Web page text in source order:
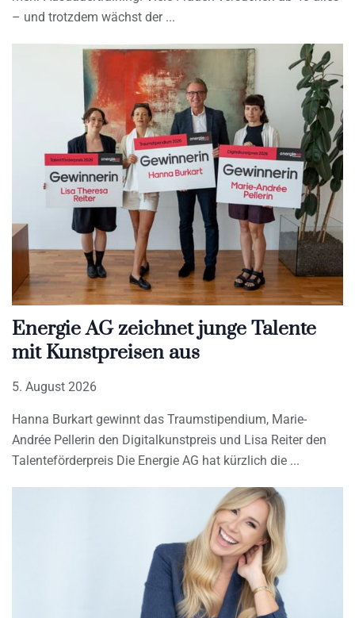
– und trotzdem wächst der
Energie AG zeichnet junge Talente
mit Kunstpreisen aus
5. August 2026
Hanna Burkart gewinnt das Traumstipendium, Marie-
Andrée Pellerin den Digitalkunstpreis und Lisa Reiter den
Talenteförderpreis Die Energie AG hat kürzlich die